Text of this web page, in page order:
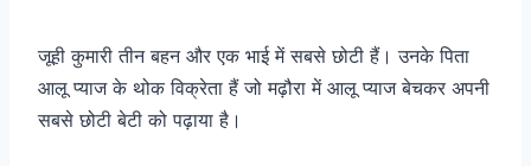
जूही कुमारी तीन बहन और एक भाई में सबसे छोटी हैं। उनके पिता
आलू प्याज के थोक विक्रेता हैं जो मढ़ौरा में आलू प्याज बेचकर अपनी
सबसे छोटी बेटी को पढ़ाया है।